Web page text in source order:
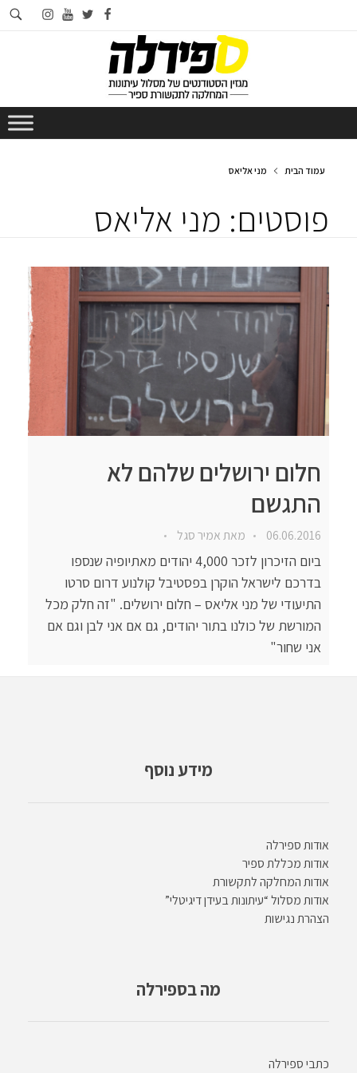
facebook
twitter
youtube
instagram
עמוד הבית מני אליאס
פוסטים: מני אליאס
חלום ירושלים שלהם לא
התגשם
06.06.2016 מאתאמיר סגל
ביום הזיכרון לזכר 4,000 יהודים מאתיופיה שנספו
בדרכם לישראל הוקרן בפסטיבל קולנוע דרום סרטו
התיעודי של מני אליאס – חלום ירושלים. "זה חלק מכל
המורשת של כולנו בתור יהודים, גם אם אני לבן וגם אם
אני שחור"
מידע נוסף
אודות ספירלה
אודות מכללת ספיר
אודות המחלקה לתקשורת
אודות מסלול “עיתונות בעידן דיגיטלי”
הצהרת נגישות
מה בספירלה
כתבי ספירלה